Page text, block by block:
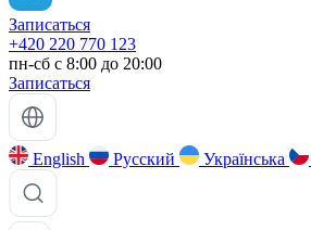
Записаться
+420 220 770 123
пн-сб с 8:00 до 20:00
Записаться
English Русский Українська